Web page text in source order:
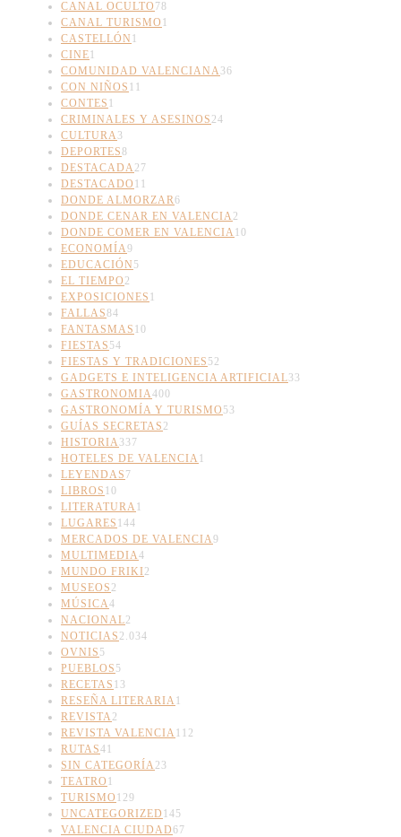
CANAL OCULTO 78
CANAL TURISMO 1
CASTELLÓN 1
CINE1
COMUNIDAD VALENCIANA36
CON NIÑOS 11
CONTES 1
CRIMINALES Y ASESINOS 24
CULTURA3
DEPORTES8
DESTACADA27
DESTACADO 11
DONDE ALMORZAR6
DONDE CENAR EN VALENCIA2
DONDE COMER EN VALENCIA10
ECONOMÍA9
EDUCACIÓN 5
EL TIEMPO 2
EXPOSICIONES 1
FALLAS84
FANTASMAS 10
FIESTAS 54
FIESTAS Y TRADICIONES 52
GADGETS E INTELIGENCIA ARTIFICIAL33
GASTRONOMIA400
GASTRONOMÍA Y TURISMO 53
GUÍAS SECRETAS 2
HISTORIA337
HOTELES DE VALENCIA1
LEYENDAS 7
LIBROS 10
LITERATURA1
LUGARES 144
MERCADOS DE VALENCIA9
MULTIMEDIA4
MUNDO FRIKI2
MUSEOS 2
MÚSICA4
NACIONAL2
NOTICIAS 2.034
OVNIS 5
PUEBLOS 5
RECETAS 13
RESEÑA LITERARIA1
REVISTA2
REVISTA VALENCIA112
RUTAS41
SIN CATEGORÍA23
TEATRO 1
TURISMO 129
UNCATEGORIZED 145
VALENCIA CIUDAD67